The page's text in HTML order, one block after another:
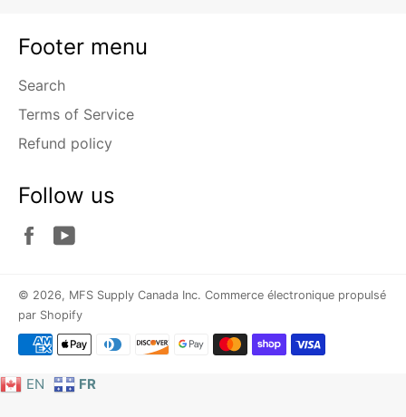
Footer menu
Search
Terms of Service
Refund policy
Follow us
Facebook
© 2026, MFS Supply Canada Inc. Commerce électronique propulsé
par Shopify
Moyens
de
EN FR